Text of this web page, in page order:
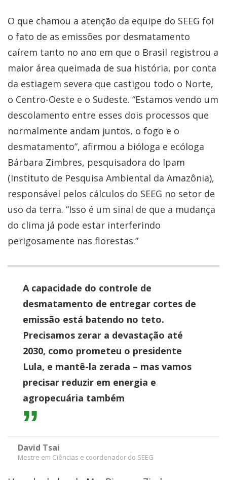
O que chamou a atenção da equipe do SEEG foi
o fato de as emissões por desmatamento
caírem tanto no ano em que o Brasil registrou a
maior área queimada de sua história, por conta
da estiagem severa que castigou todo o Norte,
o Centro-Oeste e o Sudeste. “Estamos vendo um
descolamento entre esses dois processos que
normalmente andam juntos, o fogo e o
desmatamento”, afirmou a bióloga e ecóloga
Bárbara Zimbres, pesquisadora do Ipam
(Instituto de Pesquisa Ambiental da Amazônia),
responsável pelos cálculos do SEEG no setor de
uso da terra. “Isso é um sinal de que a mudança
do clima já pode estar interferindo
perigosamente nas florestas.”
A capacidade do controle de
desmatamento de entregar cortes de
emissão está batendo no teto.
Precisamos zerar a devastação até
2030, como prometeu o presidente
Lula, e mantê-la zerada – mas vamos
precisar reduzir em energia e
agropecuária também
David Tsai
Mestre em Ciências e coordenador do SEEG